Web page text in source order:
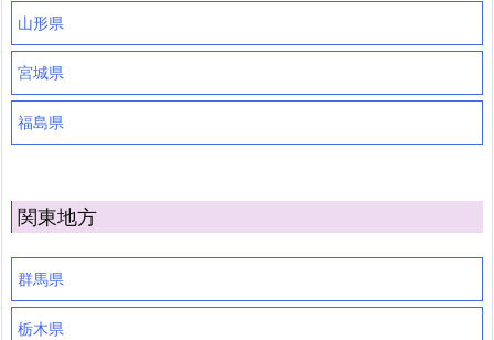
山形県
宮城県
福島県
関東地方
群馬県
栃木県